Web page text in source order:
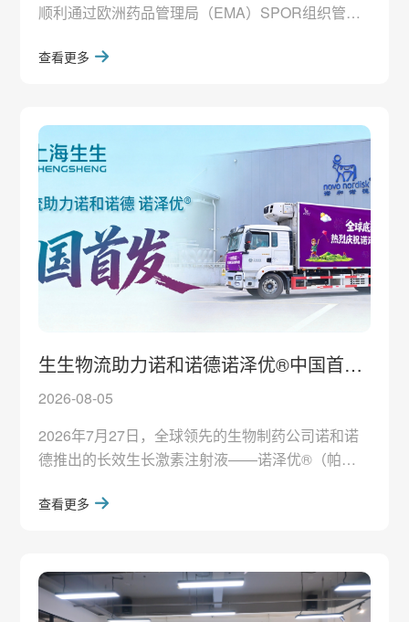
顺利通过欧洲药品管理局（EMA）SPOR组织管理
ORG-100057609，企业主体信息正式录入欧盟药监
床供应链体系后，本次EMA SPOR OMS核验完
成，标志着生生物流正式挺进欧盟临床供应链官方
合规赛道, 公司国际化
查看更多
生生物流助力诺和诺德诺泽优®中国首
发！
2026-08-05
2026年7月27日，全球领先的生物制药公司诺和诺
德推出的长效生长激素注射液——诺泽优®（帕西
本次首发项目的冷链服务商，凭借专业、合规、精
顺利护航新药全国首发落地。根据诺和诺德公开信
息，全球处方量第一的国际原研长效生长激素——
查看更多